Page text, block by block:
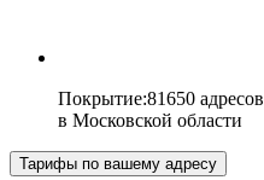
Покрытие:81650 адресов
в Московской области
Тарифы по вашему адресу